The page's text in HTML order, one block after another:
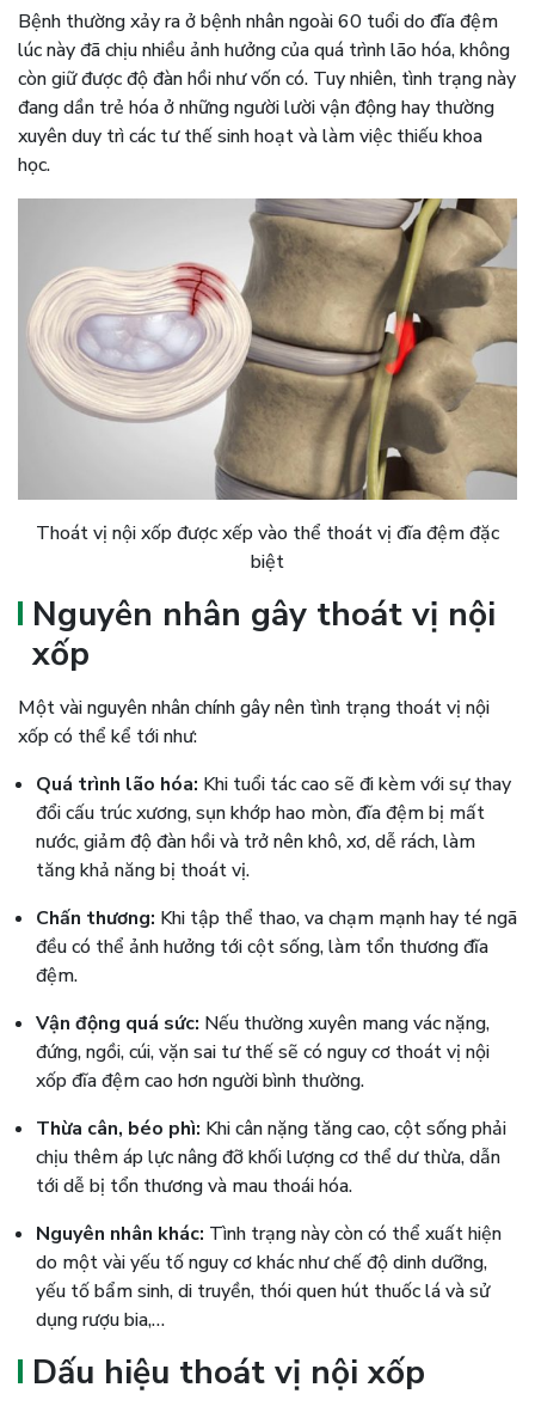
Bệnh thường xảy ra ở bệnh nhân ngoài 60 tuổi do đĩa đệm
lúc này đã chịu nhiều ảnh hưởng của quá trình lão hóa, không
còn giữ được độ đàn hồi như vốn có. Tuy nhiên, tình trạng này
đang dần trẻ hóa ở những người lười vận động hay thường
xuyên duy trì các tư thế sinh hoạt và làm việc thiếu khoa
học.
Thoát vị nội xốp được xếp vào thể thoát vị đĩa đệm đặc
biệt
Nguyên nhân gây thoát vị nội
xốp
Một vài nguyên nhân chính gây nên tình trạng thoát vị nội
xốp có thể kể tới như:
Quá trình lão hóa: Khi tuổi tác cao sẽ đi kèm với sự thay
đổi cấu trúc xương, sụn khớp hao mòn, đĩa đệm bị mất
nước, giảm độ đàn hồi và trở nên khô, xơ, dễ rách, làm
tăng khả năng bị thoát vị.
Chấn thương: Khi tập thể thao, va chạm mạnh hay té ngã
đều có thể ảnh hưởng tới cột sống, làm tổn thương đĩa
đệm.
Vận động quá sức: Nếu thường xuyên mang vác nặng,
đứng, ngồi, cúi, vặn sai tư thế sẽ có nguy cơ thoát vị nội
xốp đĩa đệm cao hơn người bình thường.
Thừa cân, béo phì: Khi cân nặng tăng cao, cột sống phải
chịu thêm áp lực nâng đỡ khối lượng cơ thể dư thừa, dẫn
tới dễ bị tổn thương và mau thoái hóa.
Nguyên nhân khác: Tình trạng này còn có thể xuất hiện
do một vài yếu tố nguy cơ khác như chế độ dinh dưỡng,
yếu tố bẩm sinh, di truyền, thói quen hút thuốc lá và sử
dụng rượu bia,…
Dấu hiệu thoát vị nội xốp